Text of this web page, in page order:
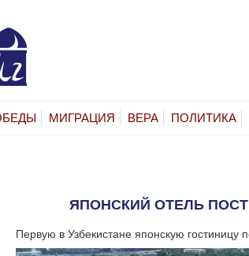
МИГРАЦИЯ ВЕРА ПОЛИТИКА
ЯПОНСКИЙ ОТЕЛЬ
Первую в Узбекистане японскую гостиницу